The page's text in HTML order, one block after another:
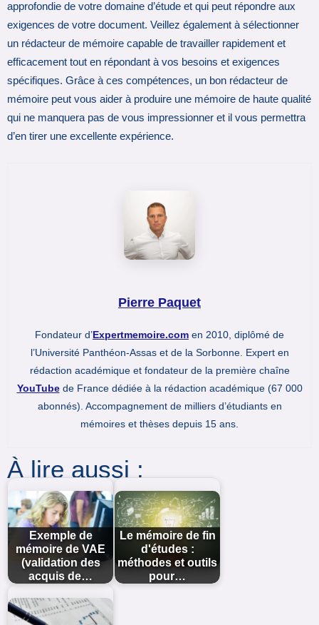
approfondie de votre domaine d’étude et qui peut répondre aux
exigences de votre document. Veillez également à sélectionner
un rédacteur de mémoire capable de travailler rapidement et
efficacement tout en répondant à vos besoins et exigences
spécifiques. Grâce à ces compétences, un bon rédacteur de
mémoire peut vous aider à produire une mémoire de haute qualité
qui ne manquera pas de vous impressionner et il vous permettra
d’en tirer une excellente expérience.
Pierre Paquet
Fondateur d’Expertmemoire.com en 2010, diplômé de
l’Université Panthéon-Assas et de la Sorbonne. Expert en
rédaction académique et fondateur de la première chaîne
YouTubede France dédiée à la rédaction académique (67 000
abonnés). Accompagnement de milliers d’étudiants en
mémoires et thèses depuis 15 ans.
À lire aussi :
Exemple de
mémoire de VAE
(validation des
acquis de…
Le mémoire de fin
d'études :
méthodes et outils
pour…